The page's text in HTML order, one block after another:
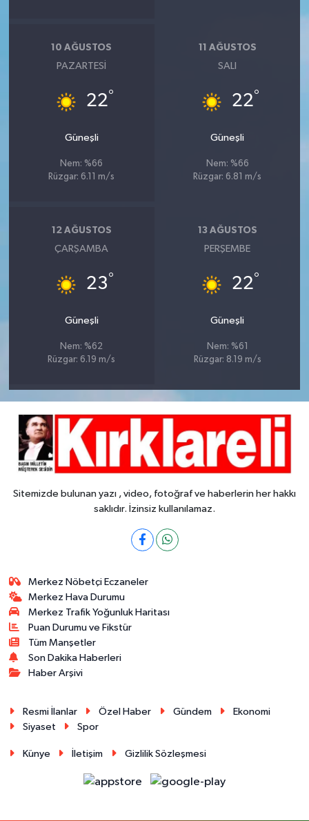
10 AĞUSTOS
PAZARTESI
22°
Güneşli
Nem: %66
Rüzgar: 6.11 m/s
11 AĞUSTOS
SALI
22°
Güneşli
Nem: %66
Rüzgar: 6.81 m/s
12 AĞUSTOS
ÇARŞAMBA
23°
Güneşli
Nem: %62
Rüzgar: 6.19 m/s
13 AĞUSTOS
PERŞEMBE
22°
Güneşli
Nem: %61
Rüzgar: 8.19 m/s
Sitemizde bulunan yazı , video, fotoğraf ve haberlerin her hakkı
saklıdır. İzinsiz kullanılamaz.
Merkez Nöbetçi Eczaneler
Merkez Hava Durumu
Merkez Trafik Yoğunluk Haritası
Puan Durumu ve Fikstür
Tüm Manşetler
Son Dakika Haberleri
Haber Arşivi
Resmi İlanlar Özel Haber Gündem
Ekonomi
Siyaset
Spor
Künye İletişim Gizlilik Sözleşmesi